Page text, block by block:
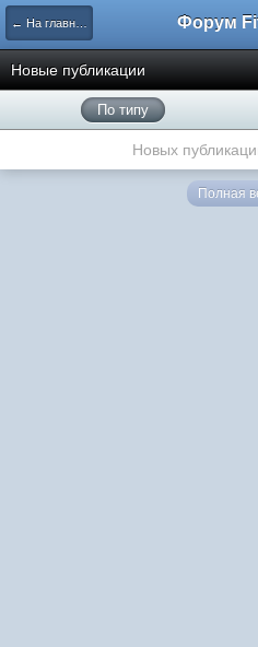
← На главную Форум
Новые публикации
По типу
Новых
Полная